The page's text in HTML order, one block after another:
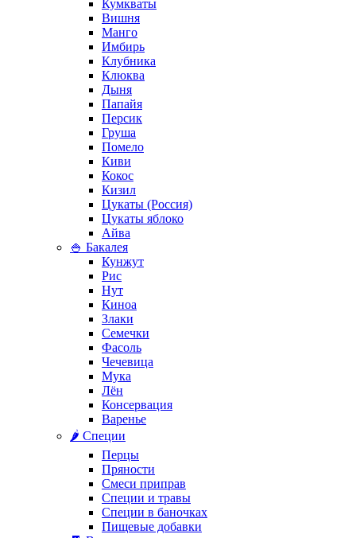
Кумкваты
Вишня
Манго
Имбирь
Клубника
Клюква
Дыня
Папайя
Персик
Груша
Помело
Киви
Кокос
Кизил
Цукаты (Россия)
Цукаты яблоко
Айва
🍚 Бакалея
Кунжут
Рис
Нут
Киноа
Злаки
Семечки
Фасоль
Чечевица
Мука
Лён
Консервация
Варенье
🌶️ Специи
Перцы
Пряности
Смеси приправ
Специи и травы
Специи в баночках
Пищевые добавки